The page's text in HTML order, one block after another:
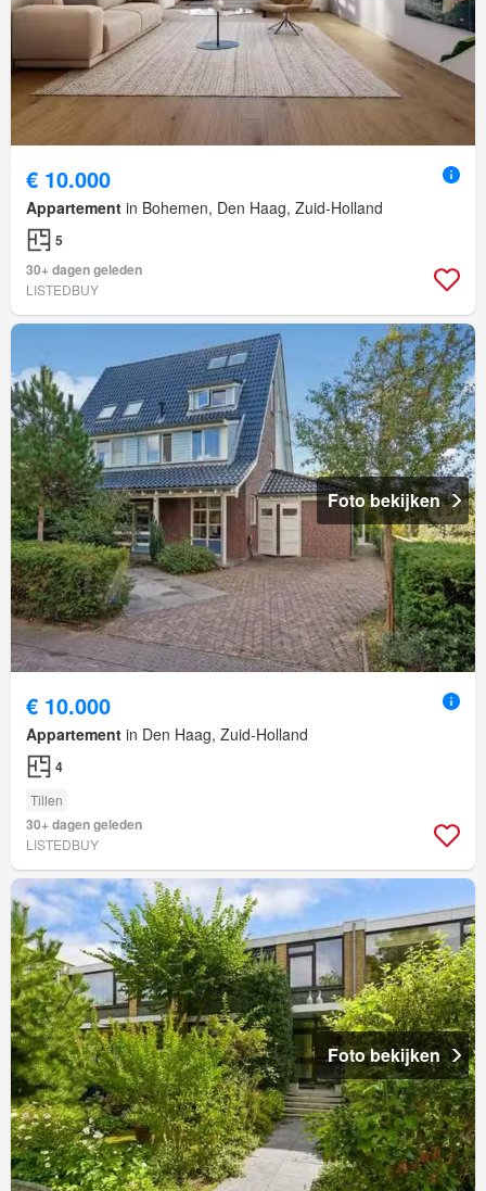
€ 10.000
Appartement in Bohemen, Den Haag, Zuid-Holland
5
30+ dagen geleden
LISTEDBUY
Foto bekijken
€ 10.000
Appartement in Den Haag, Zuid-Holland
4
Tillen
30+ dagen geleden
LISTEDBUY
Foto bekijken